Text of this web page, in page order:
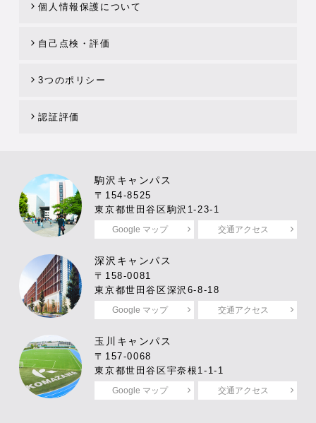
個人情報保護について
自己点検・評価
3つのポリシー
認証評価
駒沢キャンパス
〒154-8525
東京都世田谷区駒沢1-23-1
Google マップ 交通アクセス
深沢キャンパス
〒158-0081
東京都世田谷区深沢6-8-18
Google マップ 交通アクセス
玉川キャンパス
〒157-0068
東京都世田谷区宇奈根1-1-1
Google マップ 交通アクセス